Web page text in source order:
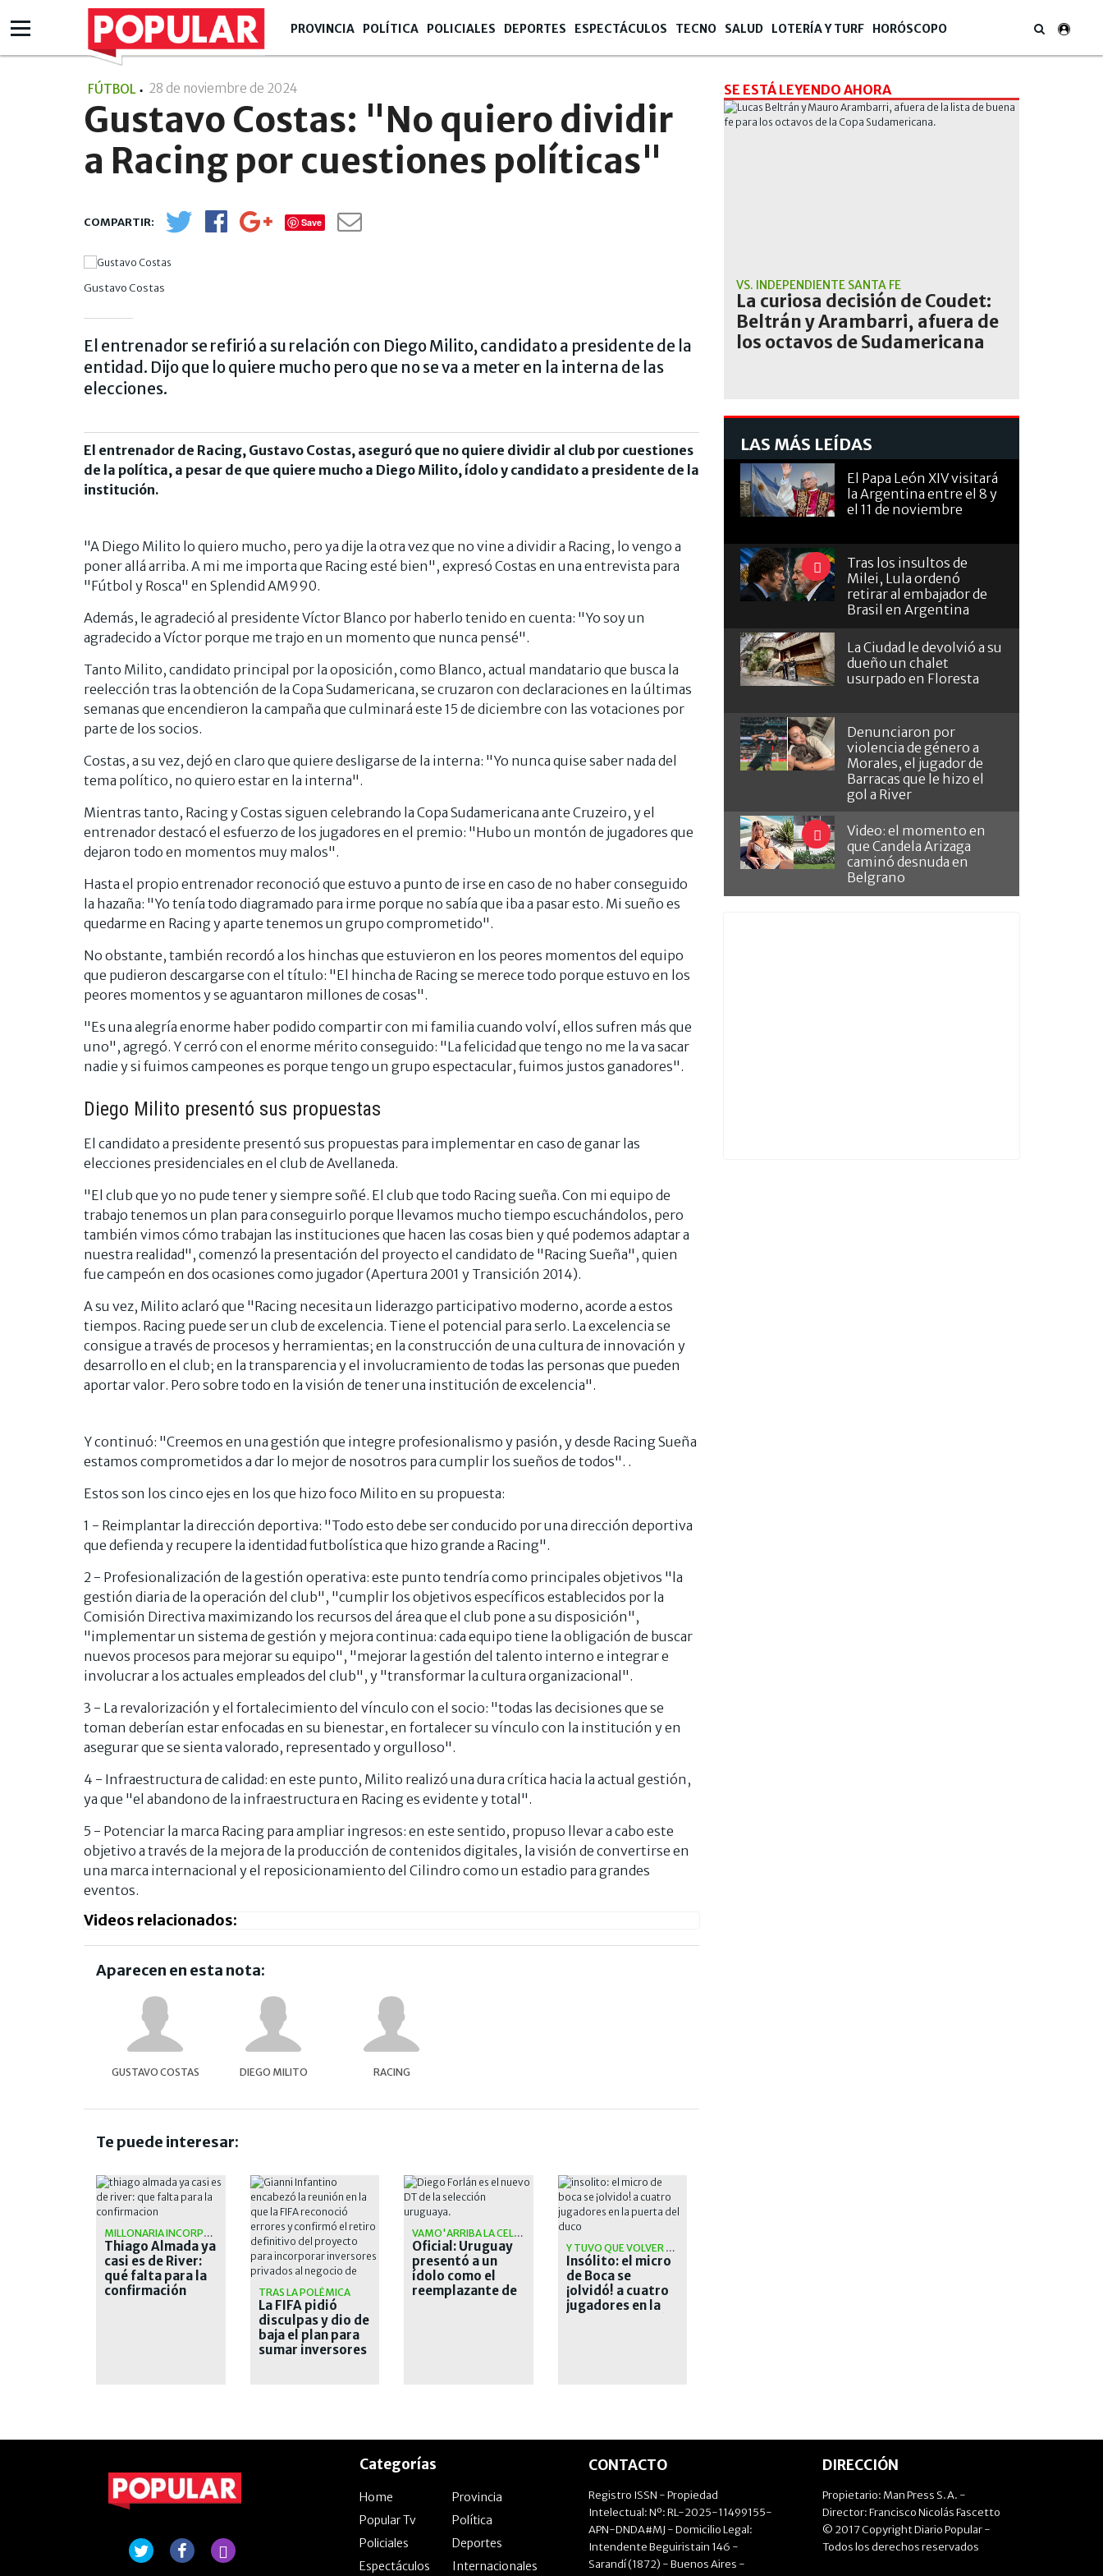
PROVINCIA POLÍTICA POLICIALES DEPORTES ESPECTÁCULOS TECNO SALUD LOTERÍA Y TURF HORÓSCOPO
FÚTBOL 28 de noviembre de 2024
Gustavo Costas: "No quiero dividir
a Racing por cuestiones políticas"
Save
Gustavo Costas
El entrenador se refirió a su relación con Diego Milito, candidato a presidente de la
entidad. Dijo que lo quiere mucho pero que no se va a meter en la interna de las
elecciones.
El entrenador de Racing, Gustavo Costas, aseguró que no quiere dividir al club por cuestiones
de la política, a pesar de que quiere mucho a Diego Milito, ídolo y candidato a presidente de la
institución.
"A Diego Milito lo quiero mucho, pero ya dije la otra vez que no vine a dividir a Racing, lo vengo a
poner allá arriba. A mi me importa que Racing esté bien", expresó Costas en una entrevista para
"Fútbol y Rosca" en Splendid AM990.
Además, le agradeció al presidente Víctor Blanco por haberlo tenido en cuenta: "Yo soy un
agradecido a Víctor porque me trajo en un momento que nunca pensé".
Tanto Milito, candidato principal por la oposición, como Blanco, actual mandatario que busca la
reelección tras la obtención de la Copa Sudamericana, se cruzaron con declaraciones en la últimas
semanas que encendieron la campaña que culminará este 15 de diciembre con las votaciones por
parte de los socios.
Costas, a su vez, dejó en claro que quiere desligarse de la interna: "Yo nunca quise saber nada del
tema político, no quiero estar en la interna".
Mientras tanto, Racing y Costas siguen celebrando la Copa Sudamericana ante Cruzeiro, y el
entrenador destacó el esfuerzo de los jugadores en el premio: "Hubo un montón de jugadores que
dejaron todo en momentos muy malos".
Hasta el propio entrenador reconoció que estuvo a punto de irse en caso de no haber conseguido
la hazaña: "Yo tenía todo diagramado para irme porque no sabía que iba a pasar esto. Mi sueño es
quedarme en Racing y aparte tenemos un grupo comprometido".
No obstante, también recordó a los hinchas que estuvieron en los peores momentos del equipo
que pudieron descargarse con el título: "El hincha de Racing se merece todo porque estuvo en los
peores momentos y se aguantaron millones de cosas".
"Es una alegría enorme haber podido compartir con mi familia cuando volví, ellos sufren más que
uno", agregó. Y cerró con el enorme mérito conseguido: "La felicidad que tengo no me la va sacar
nadie y si fuimos campeones es porque tengo un grupo espectacular, fuimos justos ganadores".
Diego Milito presentó sus propuestas
El candidato a presidente presentó sus propuestas para implementar en caso de ganar las
elecciones presidenciales en el club de Avellaneda.
"El club que yo no pude tener y siempre soñé. El club que todo Racing sueña. Con mi equipo de
trabajo tenemos un plan para conseguirlo porque llevamos mucho tiempo escuchándolos, pero
también vimos cómo trabajan las instituciones que hacen las cosas bien y qué podemos adaptar a
nuestra realidad", comenzó la presentación del proyecto el candidato de "Racing Sueña", quien
fue campeón en dos ocasiones como jugador (Apertura 2001 y Transición 2014).
A su vez, Milito aclaró que "Racing necesita un liderazgo participativo moderno, acorde a estos
tiempos. Racing puede ser un club de excelencia. Tiene el potencial para serlo. La excelencia se
consigue a través de procesos y herramientas; en la construcción de una cultura de innovación y
desarrollo en el club; en la transparencia y el involucramiento de todas las personas que pueden
aportar valor. Pero sobre todo en la visión de tener una institución de excelencia".
Y continuó: "Creemos en una gestión que integre profesionalismo y pasión, y desde Racing Sueña
estamos comprometidos a dar lo mejor de nosotros para cumplir los sueños de todos". .
Estos son los cinco ejes en los que hizo foco Milito en su propuesta:
1 - Reimplantar la dirección deportiva: "Todo esto debe ser conducido por una dirección deportiva
que defienda y recupere la identidad futbolística que hizo grande a Racing".
2 - Profesionalización de la gestión operativa: este punto tendría como principales objetivos "la
gestión diaria de la operación del club", "cumplir los objetivos específicos establecidos por la
Comisión Directiva maximizando los recursos del área que el club pone a su disposición",
"implementar un sistema de gestión y mejora continua: cada equipo tiene la obligación de buscar
nuevos procesos para mejorar su equipo", "mejorar la gestión del talento interno e integrar e
involucrar a los actuales empleados del club", y "transformar la cultura organizacional".
3 - La revalorización y el fortalecimiento del vínculo con el socio: "todas las decisiones que se
toman deberían estar enfocadas en su bienestar, en fortalecer su vínculo con la institución y en
asegurar que se sienta valorado, representado y orgulloso".
4 - Infraestructura de calidad: en este punto, Milito realizó una dura crítica hacia la actual gestión,
ya que "el abandono de la infraestructura en Racing es evidente y total".
5 - Potenciar la marca Racing para ampliar ingresos: en este sentido, propuso llevar a cabo este
objetivo a través de la mejora de la producción de contenidos digitales, la visión de convertirse en
una marca internacional y el reposicionamiento del Cilindro como un estadio para grandes
eventos.
Videos relacionados:
Aparecen en esta nota:
GUSTAVO COSTAS DIEGO MILITO RACING
Te puede interesar:
MILLONARIA INCORPORACIÓN
Thiago Almada ya
casi es de River:
qué falta para la
confirmación
TRAS LA POLÉMICA
La FIFA pidió
disculpas y dio de
baja el plan para
sumar inversores
VAMO'ARRIBA LA CELESTE
Oficial: Uruguay
presentó a un
ídolo como el
reemplazante de
Y TUVO QUE VOLVER A BUSCARLOS
Insólito: el micro
de Boca se
¡olvidó! a cuatro
jugadores en la
SE ESTÁ LEYENDO AHORA
VS. INDEPENDIENTE SANTA FE
La curiosa decisión de Coudet:
Beltrán y Arambarri, afuera de
los octavos de Sudamericana
LAS MÁS LEÍDAS
El Papa León XIV visitará
la Argentina entre el 8 y
el 11 de noviembre
Tras los insultos de
Milei, Lula ordenó
retirar al embajador de
Brasil en Argentina
La Ciudad le devolvió a su
dueño un chalet
usurpado en Floresta
Denunciaron por
violencia de género a
Morales, el jugador de
Barracas que le hizo el
gol a River
Video: el momento en
que Candela Arizaga
caminó desnuda en
Belgrano
Categorías
Home
Provincia
Popular Tv
Política
Policiales
Deportes
Espectáculos
Internacionales
CONTACTO
Registro ISSN - Propiedad
Intelectual: Nº: RL-2025-11499155-
APN-DNDA#MJ - Domicilio Legal:
Intendente Beguiristain 146 -
Sarandí (1872) - Buenos Aires -
DIRECCIÓN
Propietario: Man Press S.A. -
Director: Francisco Nicolás Fascetto
© 2017 Copyright Diario Popular -
Todos los derechos reservados